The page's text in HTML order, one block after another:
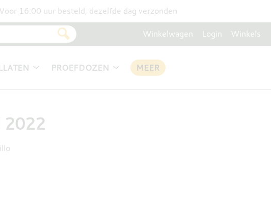
Voor 16:00 uur besteld, dezelfde dag verzonden
Winkelwagen Login Winkels
PROEFDOZEN MEER
2022